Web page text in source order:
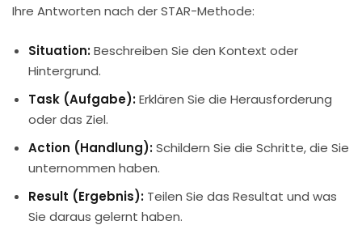
Ihre Antworten nach der STAR-Methode:
Situation:Beschreiben Sie den Kontext oder
Hintergrund.
Task (Aufgabe):Erklären Sie die Herausforderung
oder das Ziel.
Action (Handlung):Schildern Sie die Schritte, die Sie
unternommen haben.
Result (Ergebnis): Teilen Sie das Resultat und was
Sie daraus gelernt haben.